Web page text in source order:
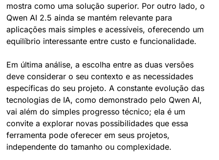
mostra como uma solução superior. Por outro lado, o
Qwen AI 2.5 ainda se mantém relevante para
aplicações mais simples e acessíveis, oferecendo um
equilíbrio interessante entre custo e funcionalidade.
Em última análise, a escolha entre as duas versões
deve considerar o seu contexto e as necessidades
específicas do seu projeto. A constante evolução das
tecnologias de IA, como demonstrado pelo Qwen AI,
vai além do simples progresso técnico; ela é um
convite a explorar novas possibilidades que essa
ferramenta pode oferecer em seus projetos,
independente do tamanho ou complexidade.